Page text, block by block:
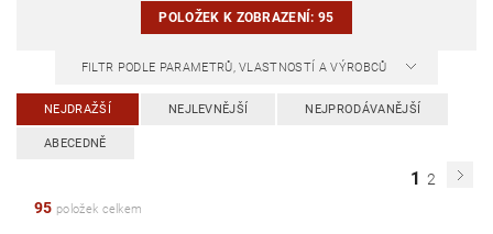
POLOŽEK K ZOBRAZENÍ:95
FILTR PODLE PARAMETRŮ, VLASTNOSTÍ A VÝROBCŮ
NEJDRAŽŠÍ NEJLEVNĚJŠÍ NEJPRODÁVANĚJŠÍ
ABECEDNĚ
1 2
95 položek celkem